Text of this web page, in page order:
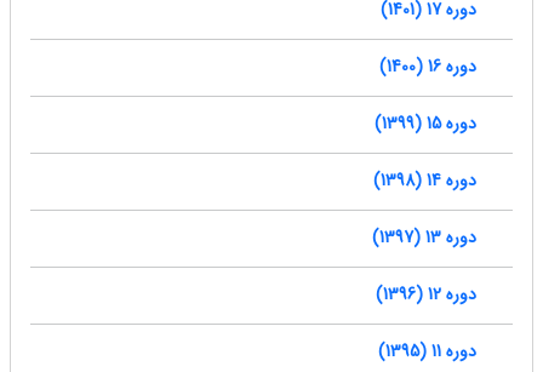
دوره 17 (1401)
دوره 16 (1400)
دوره 15 (1399)
دوره 14 (1398)
دوره 13 (1397)
دوره 12 (1396)
دوره 11 (1395)